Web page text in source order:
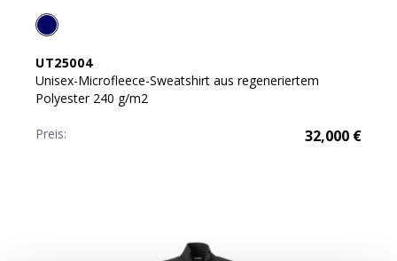
UT25004
Unisex-Microfleece-Sweatshirt aus regeneriertem
Polyester 240 g/m2
Preis: 32,000 €